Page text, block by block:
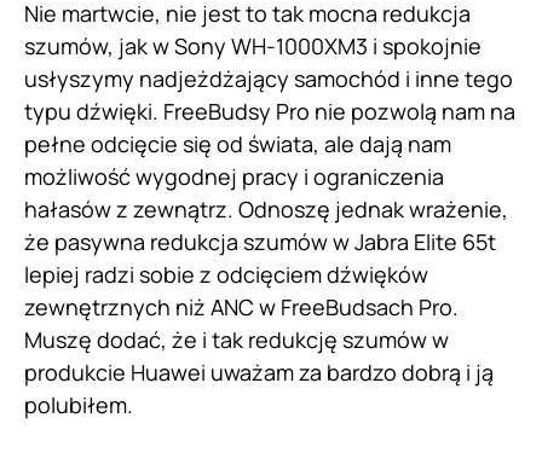
Nie martwcie, nie jest to tak mocna redukcja
szumów, jak w Sony WH-1000XM3 i spokojnie
usłyszymy nadjeżdżający samochód i inne tego
typu dźwięki. FreeBudsy Pro nie pozwolą nam na
pełne odcięcie się od świata, ale dają nam
możliwość wygodnej pracy i ograniczenia
hałasów z zewnątrz. Odnoszę jednak wrażenie,
że pasywna redukcja szumów w Jabra Elite 65t
lepiej radzi sobie z odcięciem dźwięków
zewnętrznych niż ANC w FreeBudsach Pro.
Muszę dodać, że i tak redukcję szumów w
produkcie Huawei uważam za bardzo dobrą i ją
polubiłem.